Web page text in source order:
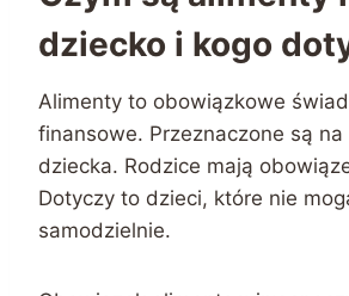
dziecko i kogo
Alimenty to obowiązkowe
finansowe. Przeznaczone są
dziecka. Rodzice mają
Dotyczy to dzieci, które nie
samodzielnie.